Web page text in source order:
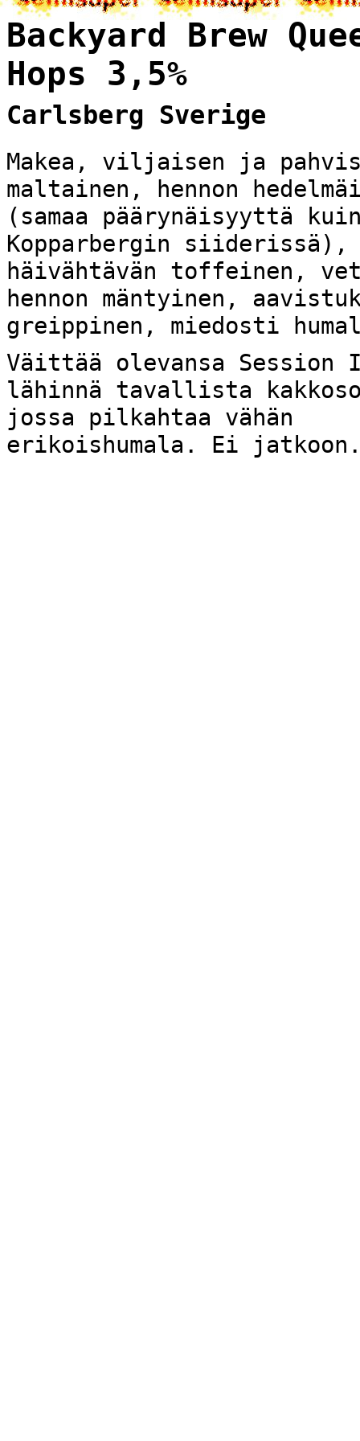
Backyard Brew
Hops 3,5%
Carlsberg Sverige
Makea, viljaisen ja
maltainen, hennon
(samaa päärynäisyyttä
Kopparbergin siiderissä),
häivähtävän toffeinen,
hennon mäntyinen,
greippinen, miedosti
Väittää olevansa Session
lähinnä tavallista
jossa pilkahtaa vähän
erikoishumala. Ei